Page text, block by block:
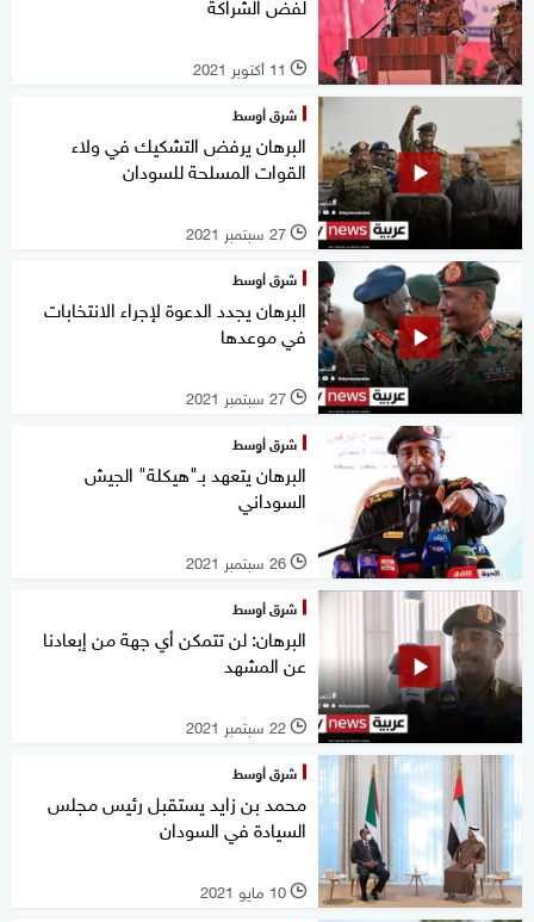
l 11 أكتوبر 2021
شرق أوسط
البرهان يرفض التشكيك في ولاء
القوات المسلحة للسودان
l 27 سبتمبر 2021
شرق أوسط
البرهان يجدد الدعوة لإجراء الانتخابات
في موعدها
l 27 سبتمبر 2021
شرق أوسط
البرهان يتعهد بـ"هيكلة" الجيش
السوداني
l 26 سبتمبر 2021
شرق أوسط
البرهان: لن تتمكن أي جهة من إبعادنا
عن المشهد
l 22 سبتمبر 2021
شرق أوسط
محمد بن زايد يستقبل رئيس مجلس
السيادة في السودان
l 10 مايو 2021